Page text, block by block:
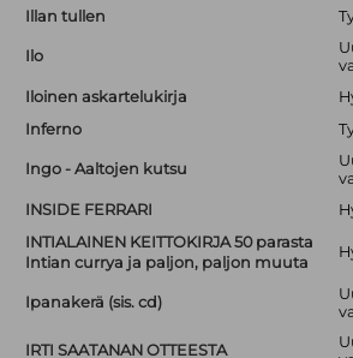
Illan tullen
Ilo
Iloinen askartelukirja
Inferno
Ingo - Aaltojen kutsu
INSIDE FERRARI
INTIALAINEN KEITTOKIRJA 50 parasta
Intian currya ja paljon, paljon muuta
Ipanakerä (sis. cd)
IRTI SAATANAN OTTEESTA